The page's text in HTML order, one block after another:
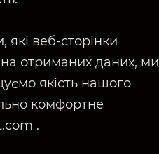
які веб-сторінки
отриманих даних, ми
якість нашого
комфортне
.